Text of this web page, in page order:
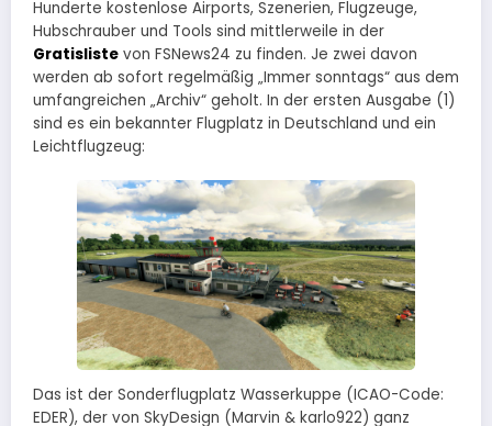
Hunderte kostenlose Airports, Szenerien, Flugzeuge,
Hubschrauber und Tools sind mittlerweile in der
Gratisliste von FSNews24 zu finden. Je zwei davon
werden ab sofort regelmäßig „Immer sonntags“ aus dem
umfangreichen „Archiv“ geholt. In der ersten Ausgabe (1)
sind es ein bekannter Flugplatz in Deutschland und ein
Leichtflugzeug:
Das ist der Sonderflugplatz Wasserkuppe (ICAO-Code:
EDER), der von SkyDesign (Marvin & karlo922) ganz